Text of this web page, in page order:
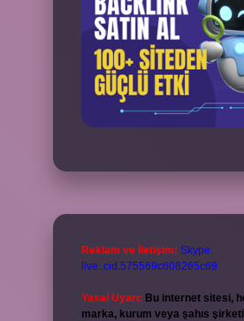
Reklam ve İletişim: Skype:
live:.cid.575569c608265c69
Yasal Uyarı: Bu internet sitesi,
marka, kurum veya şahıs